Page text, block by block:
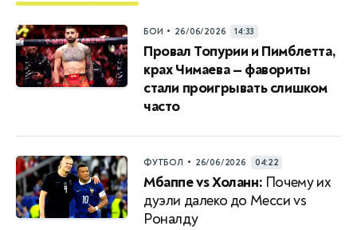
БОИ • 26/06/2026 14:33
Провал Топурии и Пимблетта,
крах Чимаева — фавориты
стали проигрывать слишком
часто
ФУТБОЛ • 26/06/2026 04:22
Мбаппе vs Холанн: Почему их
дуэли далеко до Месси vs
Роналду